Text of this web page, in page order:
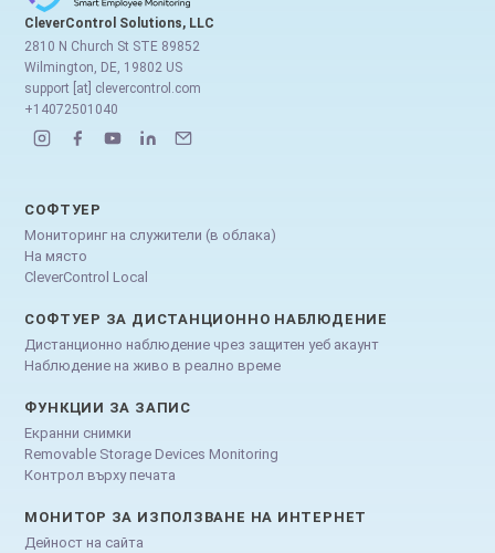
CleverControl Solutions, LLC
2810 N Church St STE 89852
Wilmington, DE, 19802 US
support [at] clevercontrol.com
+14072501040
СОФТУЕР
Мониторинг на служители (в облака)
На място
CleverControl Local
СОФТУЕР ЗА ДИСТАНЦИОННО НАБЛЮДЕНИЕ
Дистанционно наблюдение чрез защитен уеб акаунт
Наблюдение на живо в реално време
ФУНКЦИИ ЗА ЗАПИС
Екранни снимки
Removable Storage Devices Monitoring
Контрол върху печата
МОНИТОР ЗА ИЗПОЛЗВАНЕ НА ИНТЕРНЕТ
Дейност на сайта